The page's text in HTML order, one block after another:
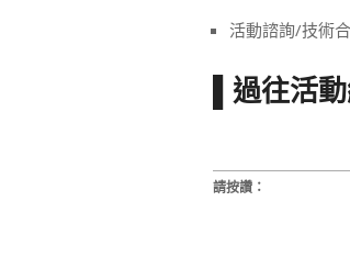
活動諮詢/技術
▌過往活
請按讚：